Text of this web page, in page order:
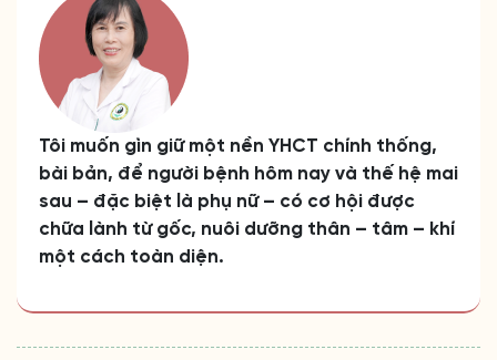
Tôi muốn gìn giữ một nền YHCT chính thống,
bài bản, để người bệnh hôm nay và thế hệ mai
sau – đặc biệt là phụ nữ – có cơ hội được
chữa lành từ gốc, nuôi dưỡng thân – tâm – khí
một cách toàn diện.